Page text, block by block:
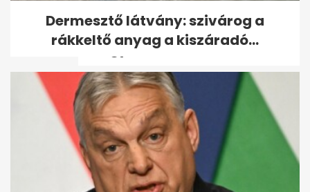
5 ikonikus filmjelenet, amit a
színészek utólag inkább
kihagytak...
Dermesztő látvány: szivárog a
rákkeltő anyag a kiszáradó...